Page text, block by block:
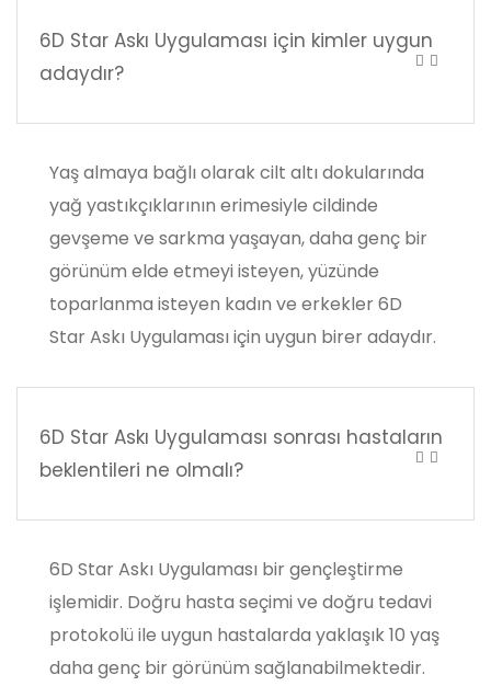
6D Star Askı Uygulaması için kimler uygun
adaydır?
Yaş almaya bağlı olarak cilt altı dokularında
yağ yastıkçıklarının erimesiyle cildinde
gevşeme ve sarkma yaşayan, daha genç bir
görünüm elde etmeyi isteyen, yüzünde
toparlanma isteyen kadın ve erkekler 6D
Star Askı Uygulaması için uygun birer adaydır.
6D Star Askı Uygulaması sonrası hastaların
beklentileri ne olmalı?
6D Star Askı Uygulaması bir gençleştirme
işlemidir. Doğru hasta seçimi ve doğru tedavi
protokolü ile uygun hastalarda yaklaşık 10 yaş
daha genç bir görünüm sağlanabilmektedir.